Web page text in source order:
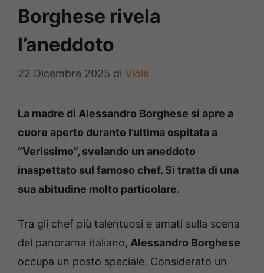
Borghese rivela
l’aneddoto
22 Dicembre 2025 di Viola
La madre di Alessandro Borghese si apre a
cuore aperto durante l’ultima ospitata a
“Verissimo”, svelando un aneddoto
inaspettato sul famoso chef. Si tratta di una
sua abitudine molto particolare.
Tra gli chef più talentuosi e amati sulla scena
del panorama italiano, Alessandro Borghese
occupa un posto speciale. Considerato un